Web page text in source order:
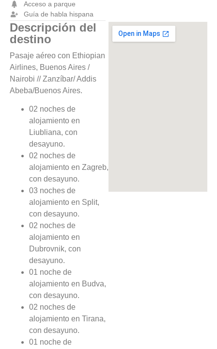
Acceso a parque
Guía de habla hispana
Descripción del
destino
Pasaje aéreo con Ethiopian
Airlines, Buenos Aires /
Nairobi // Zanzíbar/ Addis
Abeba/Buenos Aires.
02 noches de
alojamiento en
Liubliana, con
desayuno.
02 noches de
alojamiento en Zagreb,
con desayuno.
03 noches de
alojamiento en Split,
con desayuno.
02 noches de
alojamiento en
Dubrovnik, con
desayuno.
01 noche de
alojamiento en Budva,
con desayuno.
02 noches de
alojamiento en Tirana,
con desayuno.
01 noche de